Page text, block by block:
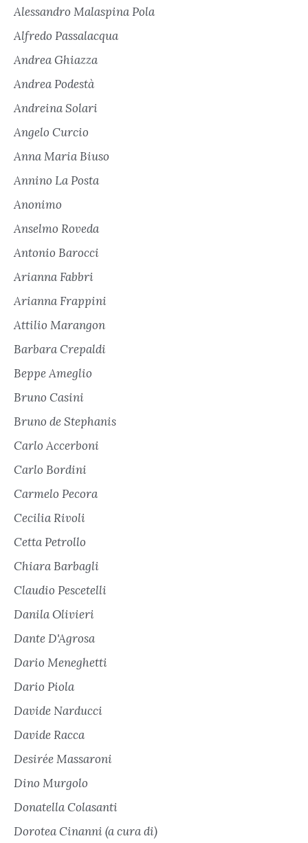
Alessandro Malaspina Pola
Alfredo Passalacqua
Andrea Ghiazza
Andrea Podestà
Andreina Solari
Angelo Curcio
Anna Maria Biuso
Annino La Posta
Anonimo
Anselmo Roveda
Antonio Barocci
Arianna Fabbri
Arianna Frappini
Attilio Marangon
Barbara Crepaldi
Beppe Ameglio
Bruno Casini
Bruno de Stephanis
Carlo Accerboni
Carlo Bordini
Carmelo Pecora
Cecilia Rivoli
Cetta Petrollo
Chiara Barbagli
Claudio Pescetelli
Danila Olivieri
Dante D'Agrosa
Dario Meneghetti
Dario Piola
Davide Narducci
Davide Racca
Desirée Massaroni
Dino Murgolo
Donatella Colasanti
Dorotea Cinanni (a cura di)